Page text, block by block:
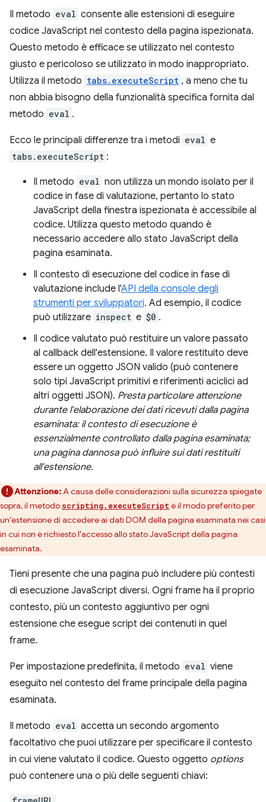
Il metodo eval consente alle estensioni di eseguire
codice JavaScript nel contesto della pagina ispezionata.
Questo metodo è efficace se utilizzato nel contesto
giusto e pericoloso se utilizzato in modo inappropriato.
Utilizza il metodo tabs.executeScript , a meno che tu
non abbia bisogno della funzionalità specifica fornita dal
metodo eval .
Ecco le principali differenze tra i metodi eval e
tabs.executeScript :
Il metodo eval non utilizza un mondo isolato per il
codice in fase di valutazione, pertanto lo stato
JavaScript della finestra ispezionata è accessibile al
codice. Utilizza questo metodo quando è
necessario accedere allo stato JavaScript della
pagina esaminata.
Il contesto di esecuzione del codice in fase di
valutazione include l'API della console degli
strumenti per sviluppatori. Ad esempio, il codice
può utilizzare inspect e $0 .
Il codice valutato può restituire un valore passato
al callback dell'estensione. Il valore restituito deve
essere un oggetto JSON valido (può contenere
solo tipi JavaScript primitivi e riferimenti aciclici ad
altri oggetti JSON). Presta particolare attenzione
durante l'elaborazione dei dati ricevuti dalla pagina
esaminata: il contesto di esecuzione è
essenzialmente controllato dalla pagina esaminata;
una pagina dannosa può influire sui dati restituiti
all'estensione.
Attenzione:A causa delle considerazioni sulla sicurezza spiegate
sopra, il metodo scripting.executeScript è il modo preferito per
un'estensione di accedere ai dati DOM della pagina esaminata nei casi
in cui non è richiesto l'accesso allo stato JavaScript della pagina
esaminata.
Tieni presente che una pagina può includere più contesti
di esecuzione JavaScript diversi. Ogni frame ha il proprio
contesto, più un contesto aggiuntivo per ogni
estensione che esegue script dei contenuti in quel
frame.
Per impostazione predefinita, il metodo eval viene
eseguito nel contesto del frame principale della pagina
esaminata.
Il metodo eval accetta un secondo argomento
facoltativo che puoi utilizzare per specificare il contesto
in cui viene valutato il codice. Questo oggetto options
può contenere una o più delle seguenti chiavi: